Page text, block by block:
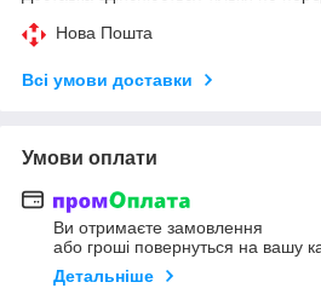
Нова Пошта
Всі умови доставки
Умови оплати
Ви отримаєте замовлення
або гроші повернуться на вашу
Детальніше